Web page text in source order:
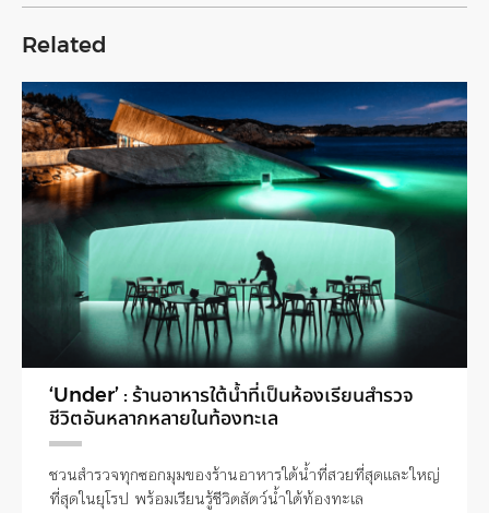
Related
‘Under’ : ร้านอาหารใต้น้ำที่เป็นห้องเรียนสำรวจ
ชีวิตอันหลากหลายในท้องทะเล
ชวนสำรวจทุกซอกมุมของร้านอาหารใต้น้ำที่สวยที่สุดและใหญ่
ที่สุดในยุโรป พร้อมเรียนรู้ชีวิตสัตว์น้ำใต้ท้องทะเล